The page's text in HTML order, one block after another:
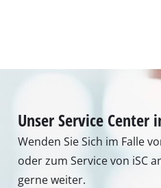
Unser Service Center
Wenden Sie Sich im Falle
oder zum Service von iSC
gerne weiter.